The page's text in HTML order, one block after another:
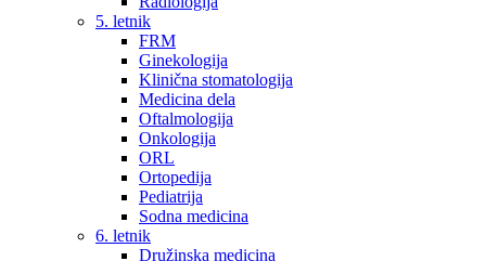
5. letnik
FRM
Ginekologija
Klinična stomatologija
Medicina dela
Oftalmologija
Onkologija
ORL
Ortopedija
Pediatrija
Sodna medicina
6. letnik
Družinska medicina